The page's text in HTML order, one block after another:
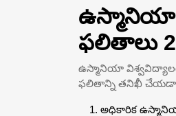
ఉస్మానియా
ఫలితాలు
ఉస్మానియా
ఫలితాన్ని తనిఖీ
అధికారిక